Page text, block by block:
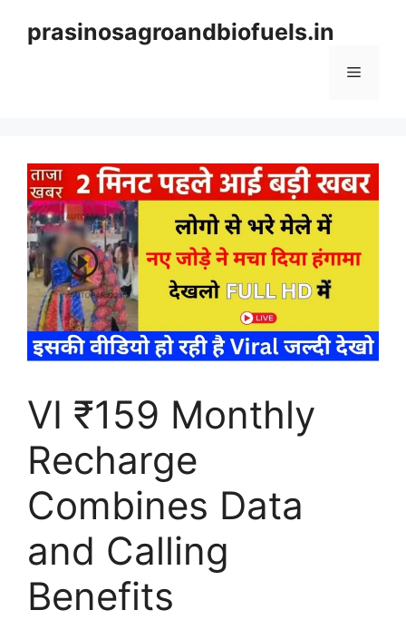
prasinosagroandbiofuels.in
Menu
VI ₹159 Monthly
Recharge
Combines Data
and Calling
Benefits